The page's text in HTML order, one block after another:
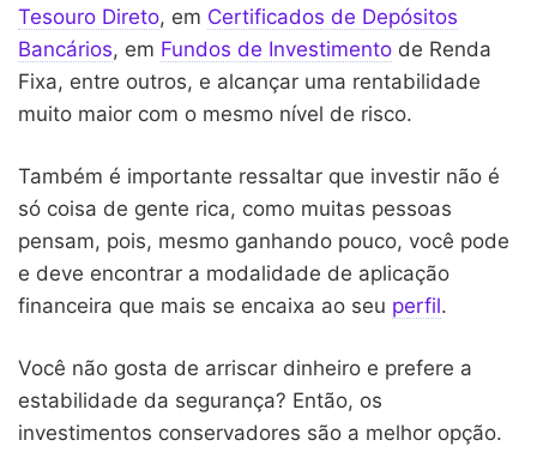
Tesouro Direto, em Certificados de Depósitos
Bancários, em Fundos de Investimento de Renda
Fixa, entre outros, e alcançar uma rentabilidade
muito maior com o mesmo nível de risco.
Também é importante ressaltar que investir não é
só coisa de gente rica, como muitas pessoas
pensam, pois, mesmo ganhando pouco, você pode
e deve encontrar a modalidade de aplicação
financeira que mais se encaixa ao seu perfil.
Você não gosta de arriscar dinheiro e prefere a
estabilidade da segurança? Então, os
investimentos conservadores são a melhor opção.